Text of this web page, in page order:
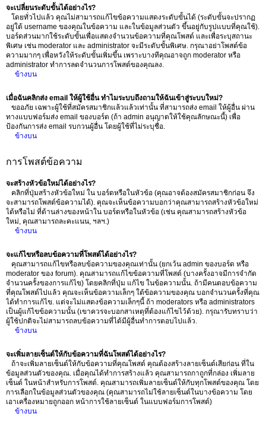
จะเปลี่ยนระดับขั้นได้อย่างไร?
โดยทั่วไปแล้ว คุณไม่สามารถแก้ไขข้อความแสดงระดับขั้นได้ (ระดับขั้นจะปรากฏ
อยู่ใต้ username ของคุณในข้อความ และในข้อมูลส่วนตัว ขึ้นอยู่กับรูปแบบที่คุณใช้).
บอร์ดส่วนมากใช้ระดับขั้นเพื่อแสดงจำนวนข้อความที่คุณโพสต์ และเพื่อระบุสถานะ
พิเศษ เช่น moderator และ administrator จะมีระดับขั้นพิเศษ. กรุณาอย่าโพสต์ข้อ
ความมากๆ เพื่อหวังให้ระดับขั้นเพิ่มขึ้น เพราะบางทีคุณอาจถูก moderator หรือ
administrator ทำการลดจำนวนการโพสต์ของคุณลง.
ข้างบน
เมื่อฉันคลิกส่ง email ให้ผู้ใช้อื่น ทำไมระบบถึงถามให้ฉันเข้าสู่ระบบใหม่?
ขออภัย เฉพาะผู้ใช้ที่สมัครสมาชิกแล้วแล้วเท่านั้น ที่สามารถส่ง email ให้ผู้อื่น ผ่าน
ทางแบบฟอร์มส่ง email ของบอร์ด (ถ้า admin อนุญาตให้ใช้คุณลักษณะนี้) เพื่อ
ป้องกันการส่ง email รบกวนผู้อื่น โดยผู้ใช้ที่ไม่ระบุชื่อ.
ข้างบน
การโพสต์ข้อความ
จะสร้างหัวข้อใหม่ได้อย่างไร?
คลิกที่ปุ่มสร้างหัวข้อใหม่ ใน บอร์ดหรือในหัวข้อ (คุณอาจต้องสมัครสมาชิกก่อน จึง
จะสามารถโพสต์ข้อความได้). คุณจะเห็นข้อความบอกว่าคุณสามารถสร้างหัวข้อใหม่
ได้หรือไม่ ที่ด้านล่างของหน้าใน บอร์ดหรือในหัวข้อ (เช่น คุณสามารถสร้างหัวข้อ
ใหม่, คุณสามารถละคะแนน, ฯลฯ.)
ข้างบน
จะแก้ไขหรือลบข้อความที่โพสต์ได้อย่างไร?
คุณสามารถแก้ไขหรือลบข้อความของคุณเท่านั้น (ยกเว้น admin ของบอร์ด หรือ
moderator ของ forum). คุณสามารถแก้ไขข้อความที่โพสต์ (บางครั้งอาจมีการจำกัด
จำนวนครั้งของการแก้ไข) โดยคลิกที่ปุ่ม แก้ไข ในข้อความนั้น. ถ้ามีคนตอบข้อความ
ที่คุณโพสต์ไปแล้ว คุณจะเห็นข้อความเล็กๆ ใต้ข้อความของคุณ บอกจำนวนครั้งที่คุณ
ได้ทำการแก้ไข. แต่จะไม่แสดงข้อความเล็กๆนี้ ถ้า moderators หรือ administrators
เป็นผู้แก้ไขข้อความนั้น (เขาควรจะบอกสาเหตุที่ต้องแก้ไขไว้ด้วย). กรุณารับทราบว่า
ผู้ใช้ปกติจะไม่สามารถลบข้อความที่ได้มีผู้อื่นทำการตอบไปแล้ว.
ข้างบน
จะเพิ่มลายเซ็นต์ให้กับข้อความที่ฉันโพสต์ได้อย่างไร?
ถ้าจะเพิ่มลายเซ็นต์ให้กับข้อความที่คุณโพสต์ คุณต้องสร้างลายเซ็นต์เสียก่อน ที่ใน
ข้อมูลส่วนตัวของคุณ. เมื่อคุณได้ทำการสร้างแล้ว คุณสามารถกาถูกที่กล่อง เพิ่มลาย
เซ็นต์ ในหน้าสำหรับการโพสต์. คุณสามารถเพิ่มลายเซ็นต์ให้กับทุกโพสต์ของคุณ โดย
การเลือกในข้อมูลส่วนตัวของคุณ (คุณสามารถไม่ใช้ลายเซ็นต์ในบางข้อความ โดย
เอาเครื่องหมายถูกออก หน้าการใช้ลายเซ็นต์ ในแบบฟอร์มการโพสต์)
ข้างบน